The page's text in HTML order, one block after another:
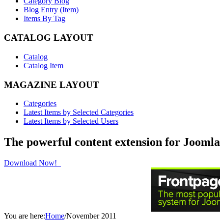
Blog Entry (Item)
Items By Tag
CATALOG LAYOUT
Catalog
Catalog Item
MAGAZINE LAYOUT
Categories
Latest Items by Selected Categories
Latest Items by Selected Users
The powerful content extension for
Download Now!
You are here:Home/November 2011